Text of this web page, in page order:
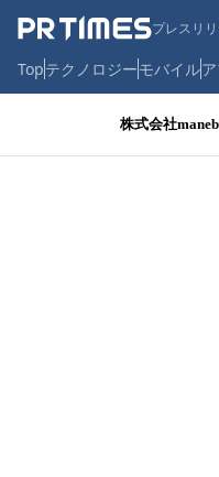
プレスリ
Topテクノロジーモバイル
株式会社